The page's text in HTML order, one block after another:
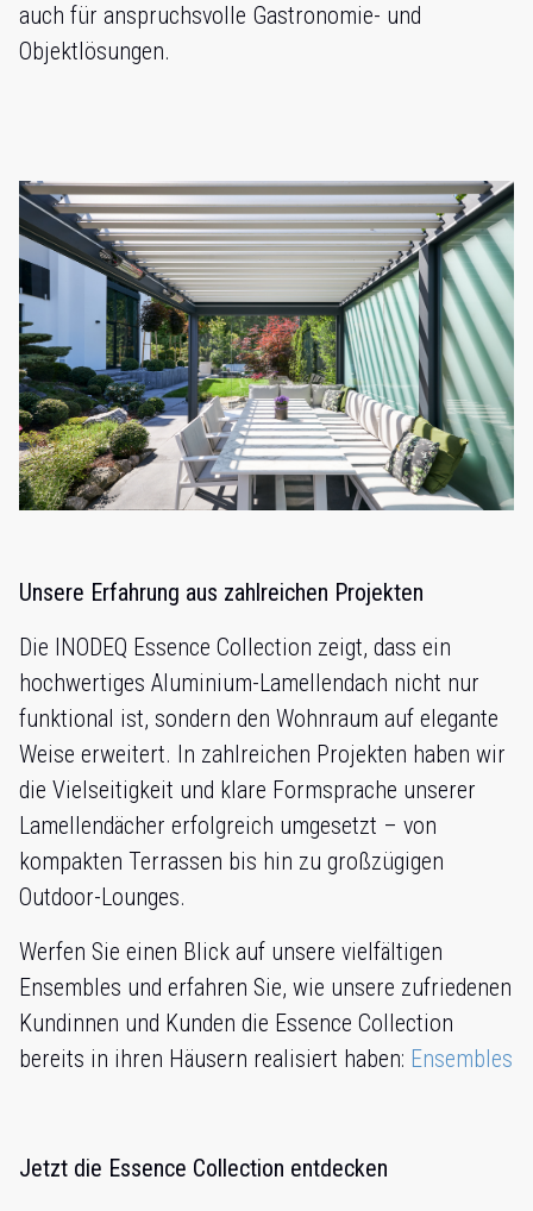
auch für anspruchsvolle Gastronomie- und
Objektlösungen.
Unsere Erfahrung aus zahlreichen Projekten
Die INODEQ Essence Collection zeigt, dass ein
hochwertiges Aluminium-Lamellendach nicht nur
funktional ist, sondern den Wohnraum auf elegante
Weise erweitert. In zahlreichen Projekten haben wir
die Vielseitigkeit und klare Formsprache unserer
Lamellendächer erfolgreich umgesetzt – von
kompakten Terrassen bis hin zu großzügigen
Outdoor-Lounges.
Werfen Sie einen Blick auf unsere vielfältigen
Ensembles und erfahren Sie, wie unsere zufriedenen
Kundinnen und Kunden die Essence Collection
bereits in ihren Häusern realisiert haben: Ensembles
Jetzt die Essence Collection entdecken